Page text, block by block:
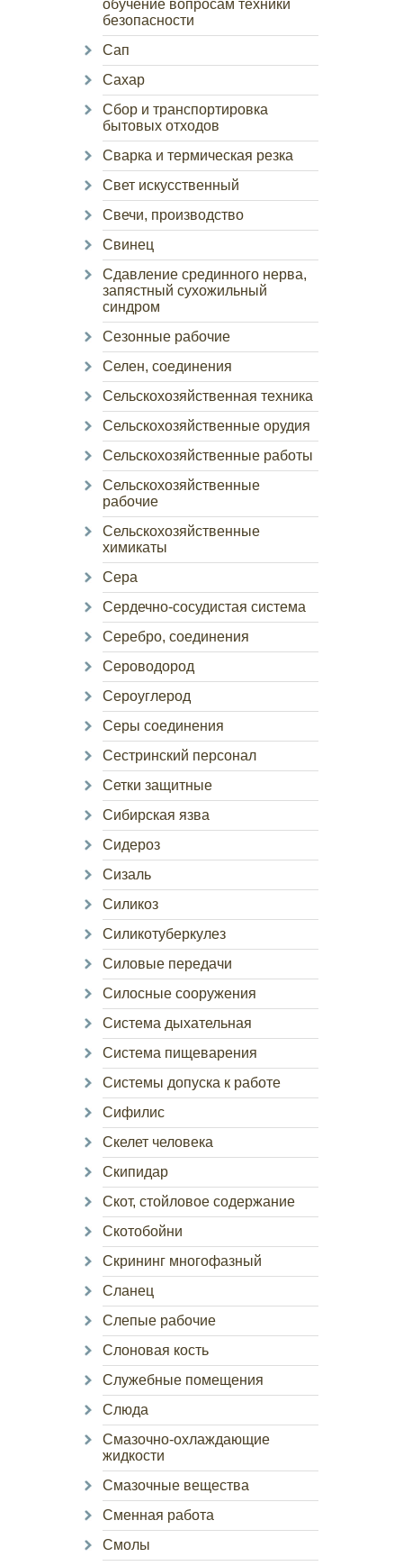
обучение вопросам техники
безопасности
Сап
Сахар
Сбор и транспортировка
бытовых отходов
Сварка и термическая резка
Свет искусственный
Свечи, производство
Свинец
Сдавление срединного нерва,
запястный сухожильный
синдром
Сезонные рабочие
Селен, соединения
Сельскохозяйственная техника
Сельскохозяйственные орудия
Сельскохозяйственные работы
Сельскохозяйственные
рабочие
Сельскохозяйственные
химикаты
Сера
Сердечно-сосудистая система
Серебро, соединения
Сероводород
Сероуглерод
Серы соединения
Сестринский персонал
Сетки защитные
Сибирская язва
Сидероз
Сизаль
Силикоз
Силикотуберкулез
Силовые передачи
Силосные сооружения
Система дыхательная
Система пищеварения
Системы допуска к работе
Сифилис
Скелет человека
Скипидар
Скот, стойловое содержание
Скотобойни
Скрининг многофазный
Сланец
Слепые рабочие
Слоновая кость
Служебные помещения
Слюда
Смазочно-охлаждающие
жидкости
Смазочные вещества
Сменная работа
Смолы